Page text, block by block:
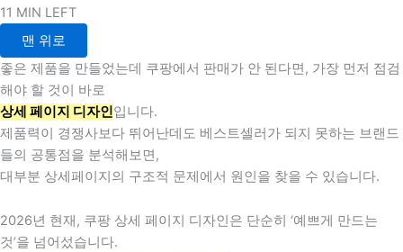
11 MIN LEFT
맨 위로
좋은 제품을 만들었는데 쿠팡에서 판매가 안 된다면, 가장 먼저 점검
해야 할 것이 바로
상세 페이지 디자인입니다.
제품력이 경쟁사보다 뛰어난데도 베스트셀러가 되지 못하는 브랜드
들의 공통점을 분석해보면,
대부분 상세페이지의 구조적 문제에서 원인을 찾을 수 있습니다.
2026년 현재, 쿠팡 상세 페이지 디자인은 단순히 ‘예쁘게 만드는
것’을 넘어섰습니다.